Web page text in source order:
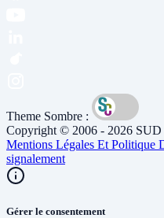
Theme Sombre :
Copyright © 2006 - 2026 SUD
Mentions Légales Et Politique
signalement
Gérer le consentement